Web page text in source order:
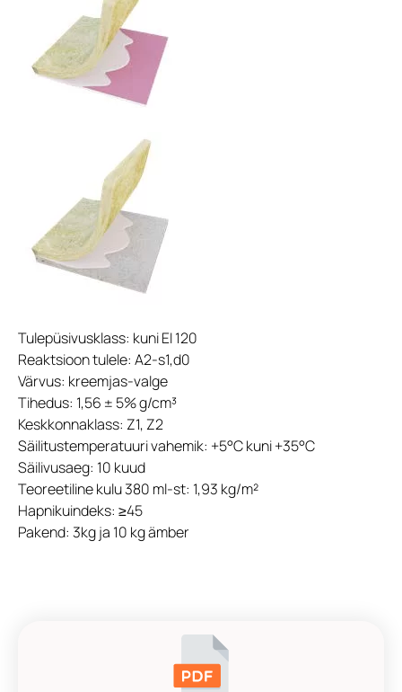
Tulepüsivusklass: kuni EI 120
Reaktsioon tulele: A2-s1,d0
Värvus: kreemjas-valge
Tihedus: 1,56 ± 5% g/cm³
Keskkonnaklass: Z1, Z2
Säilitustemperatuuri vahemik: +5°C kuni +35°C
Säilivusaeg: 10 kuud
Teoreetiline kulu 380 ml-st: 1,93 kg/m²
Hapnikuindeks: ≥45
Pakend: 3kg ja 10 kg ämber